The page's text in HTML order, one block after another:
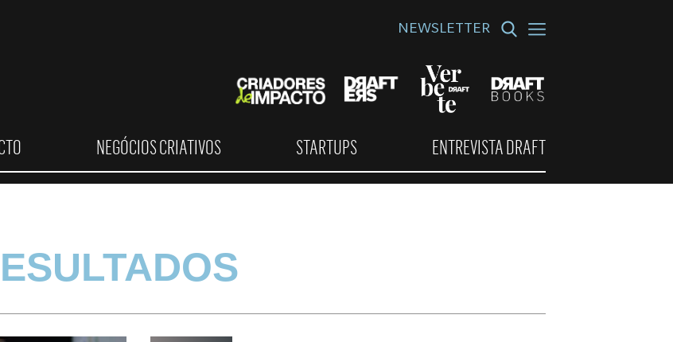
NEWSLETTER
NEGÓCIOS CRIATIVOS STARTUPS ENTREVISTA DRAFT